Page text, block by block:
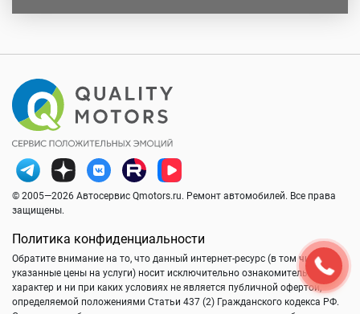
© 2005—2026 Автосервис Qmotors.ru. Ремонт автомобилей. Все права
защищены.
Политика конфиденциальности
Обратите внимание на то, что данный интернет-ресурс (в том числе
указанные цены на услуги) носит исключительно ознакомительный
характер и ни при каких условиях не является публичной офертой,
определяемой положениями Статьи 437 (2) Гражданского кодекса РФ.